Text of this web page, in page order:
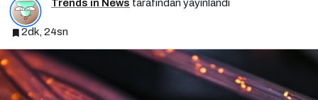
Trends in News tarafından yayınlandı
2dk, 24sn